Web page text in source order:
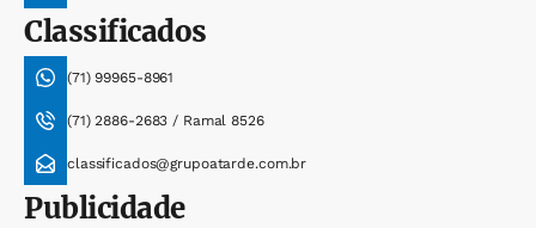
Classificados
(71) 99965-8961
(71) 2886-2683 / Ramal 8526
classificados@grupoatarde.com.br
Publicidade